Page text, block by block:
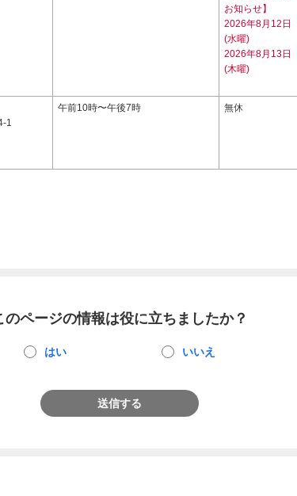
お知らせ】
2026年8月12日
(水曜)
2026年8月13日
(木曜)
1
午前10時〜午後7時 無休
のページの情報は役に立ちましたか？
はい いいえ
送信する